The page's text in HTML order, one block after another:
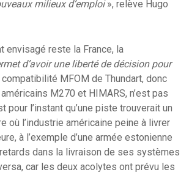
milieux d’emploi», relève Hugo
envisagé reste la France, la
d’avoir une liberté de décision pour
MFOM de Thundart, donc
M270 et HIMARS, n’est pas
pour l’instant qu’une piste trouverait un
où l’industrie américaine peine à livrer
à l’exemple d’une armée estonienne
dans la livraison de ses systèmes
car les deux acolytes ont prévu les